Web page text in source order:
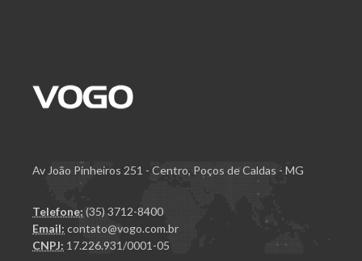
Av João Pinheiros 251 - Centro, Poços de Caldas - MG
Telefone: (35) 3712-8400
Email: contato@vogo.com.br
CNPJ: 17.226.931/0001-05